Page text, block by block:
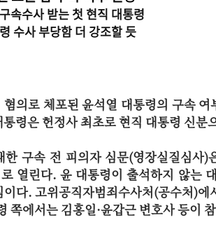
속수사 받는 첫 현직 대통령
수사 부당함 더 강조할 듯
혐의로 체포된 윤석열 대통령의 구속
령은 헌정사 최초로 현직 대통령 신분
한 구속 전 피의자 심문(영장실질심사)
열린다. 윤 대통령이 출석하지 않는
다. 고위공직자범죄수사처(공수처)
쪽에서는 김홍일·윤갑근 변호사 등이